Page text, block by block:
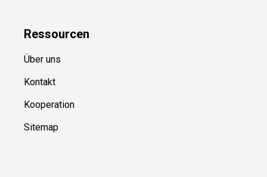
Ressourcen
Über uns
Kontakt
Kooperation
Sitemap